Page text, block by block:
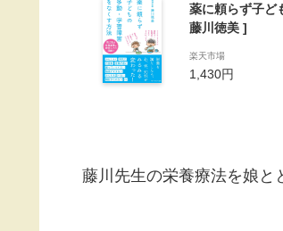
薬に頼らず子ど
藤川徳美 ]
楽天市場
1,430円
藤川先生の栄養療法を娘と